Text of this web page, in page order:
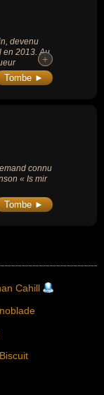
devenu
en 2013. Au
avec un
Il est connu
+
+
Tombe ►
connu
« Is mir
Tombe ►
Cahill